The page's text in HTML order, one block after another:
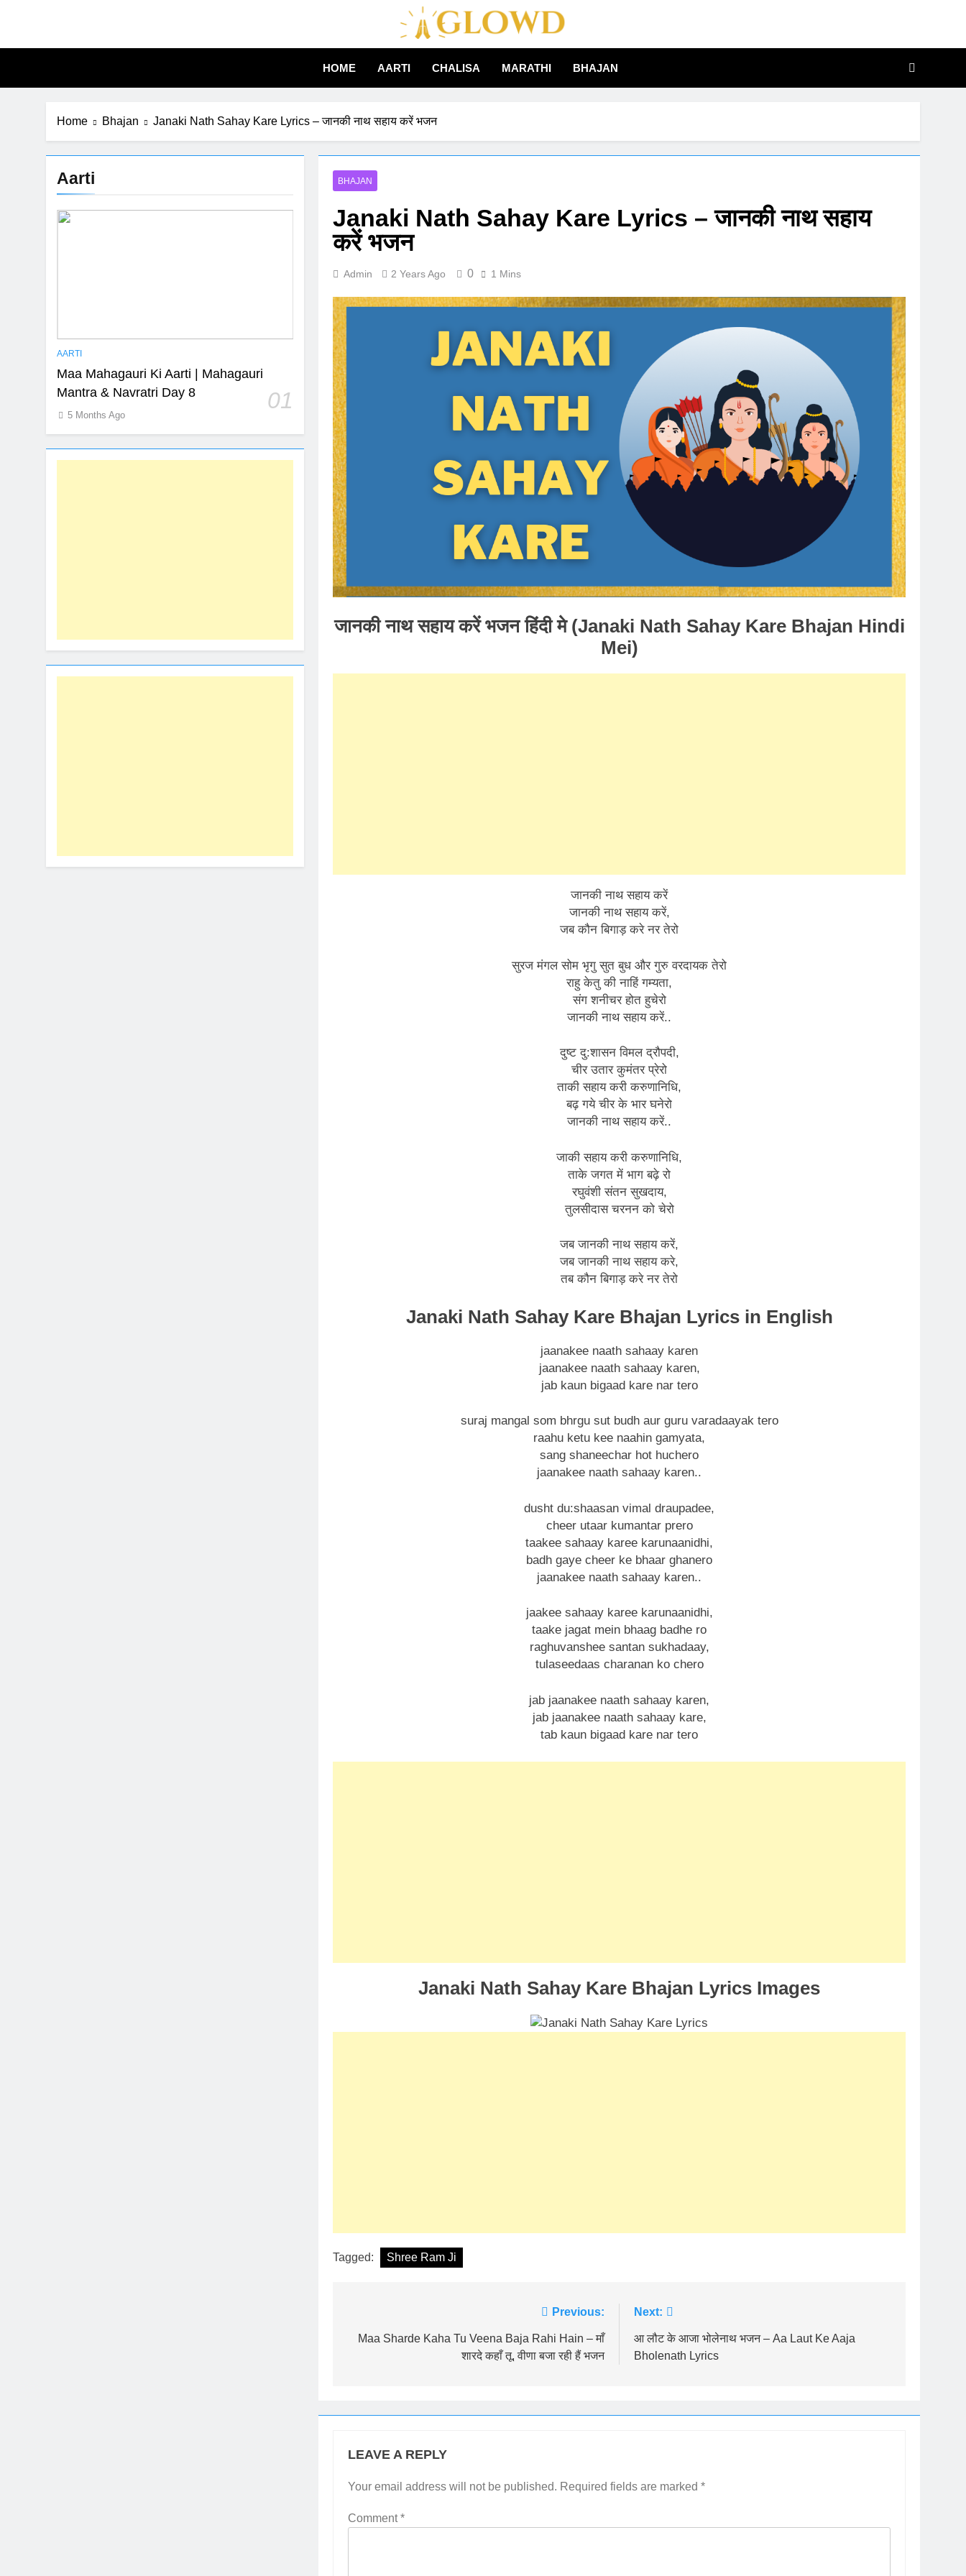
Aglowd – Bhajan, Aarti, Katha Aur Chalisa
Hindi Me
HOME AARTI CHALISA MARATHI BHAJAN
Home Bhajan Janaki Nath Sahay Kare Lyrics – जानकी नाथ सहाय करें भजन
Aarti
AARTI
Maa Mahagauri Ki Aarti | Mahagauri
Mantra & Navratri Day 8
01
5 Months Ago
BHAJAN
Janaki Nath Sahay Kare Lyrics – जानकी नाथ सहाय
करें भजन
Admin 2 Years Ago 0 1 Mins
जानकी नाथ सहाय करें भजन हिंदी मे (Janaki Nath Sahay Kare Bhajan Hindi
Mei)
जानकी नाथ सहाय करें
जानकी नाथ सहाय करें,
जब कौन बिगाड़ करे नर तेरो
सुरज मंगल सोम भृगु सुत बुध और गुरु वरदायक तेरो
राहु केतु की नाहिं गम्यता,
संग शनीचर होत हुचेरो
जानकी नाथ सहाय करें..
दुष्ट दु:शासन विमल द्रौपदी,
चीर उतार कुमंतर प्रेरो
ताकी सहाय करी करुणानिधि,
बढ़ गये चीर के भार घनेरो
जानकी नाथ सहाय करें..
जाकी सहाय करी करुणानिधि,
ताके जगत में भाग बढ़े रो
रघुवंशी संतन सुखदाय,
तुलसीदास चरनन को चेरो
जब जानकी नाथ सहाय करें,
जब जानकी नाथ सहाय करे,
तब कौन बिगाड़ करे नर तेरो
Janaki Nath Sahay Kare Bhajan Lyrics in English
jaanakee naath sahaay karen
jaanakee naath sahaay karen,
jab kaun bigaad kare nar tero
suraj mangal som bhrgu sut budh aur guru varadaayak tero
raahu ketu kee naahin gamyata,
sang shaneechar hot huchero
jaanakee naath sahaay karen..
dusht du:shaasan vimal draupadee,
cheer utaar kumantar prero
taakee sahaay karee karunaanidhi,
badh gaye cheer ke bhaar ghanero
jaanakee naath sahaay karen..
jaakee sahaay karee karunaanidhi,
taake jagat mein bhaag badhe ro
raghuvanshee santan sukhadaay,
tulaseedaas charanan ko chero
jab jaanakee naath sahaay karen,
jab jaanakee naath sahaay kare,
tab kaun bigaad kare nar tero
Janaki Nath Sahay Kare Bhajan Lyrics Images
Tagged: Shree Ram Ji
navigation
Previous:
Maa Sharde Kaha Tu Veena Baja Rahi Hain – माँ
शारदे कहाँ तू, वीणा बजा रही हैं भजन
Next:
आ लौट के आजा भोलेनाथ भजन – Aa Laut Ke Aaja
Bholenath Lyrics
LEAVE A REPLY
Your email address will not be published. Required fields are marked *
Comment*